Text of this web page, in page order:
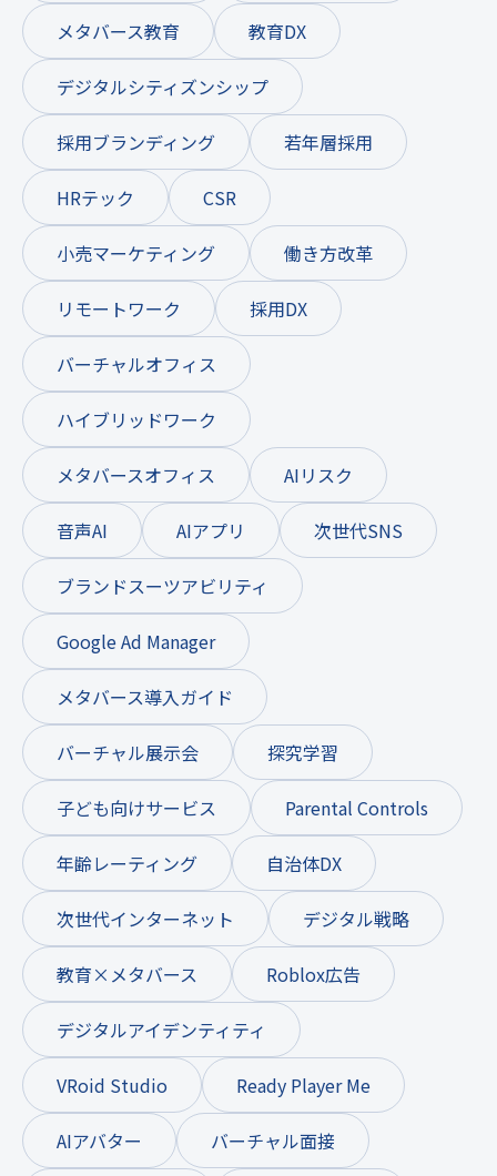
メタバース教育 教育DX
デジタルシティズンシップ
採用ブランディング 若年層採用
HRテック CSR
小売マーケティング 働き方改革
リモートワーク 採用DX
バーチャルオフィス
ハイブリッドワーク
メタバースオフィス AIリスク
音声AI AIアプリ 次世代SNS
ブランドスーツアビリティ
Google Ad Manager
メタバース導入ガイド
バーチャル展示会 探究学習
子ども向けサービス Parental Controls
年齢レーティング 自治体DX
次世代インターネット デジタル戦略
教育×メタバース Roblox広告
デジタルアイデンティティ
VRoid Studio Ready Player Me
AIアバター バーチャル面接